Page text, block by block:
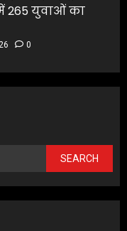
265 युवाओं का
0
SEARCH